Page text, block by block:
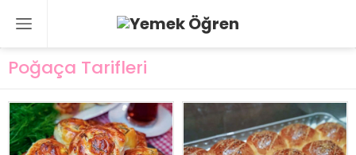
Poğaça Tarifleri